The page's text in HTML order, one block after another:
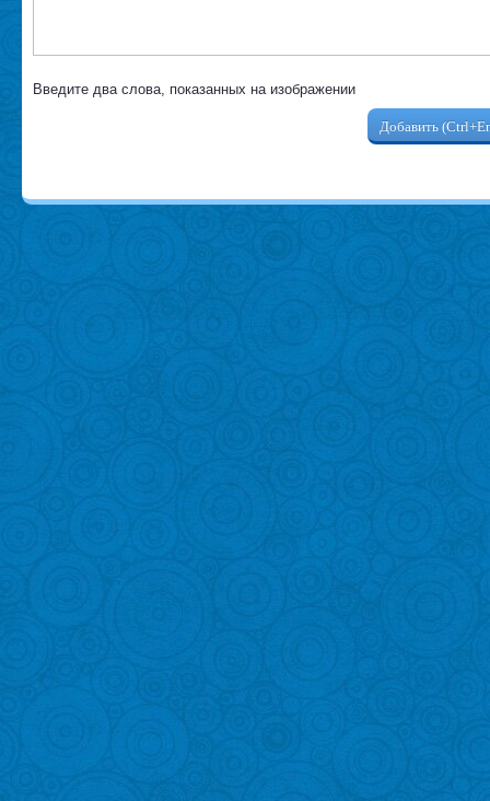
Введите два слова, показанных на изображении
Добавить